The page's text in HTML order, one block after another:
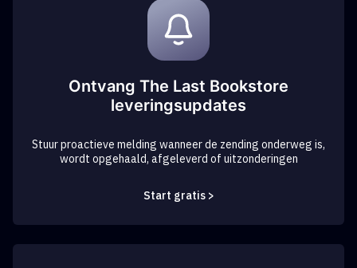
Ontvang The Last Bookstore
leveringsupdates
Stuur proactieve melding wanneer de zending onderweg is,
wordt opgehaald, afgeleverd of uitzonderingen
Start gratis >